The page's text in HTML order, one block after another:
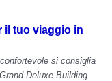
il tuo viaggio in
si consiglia
Deluxe Building